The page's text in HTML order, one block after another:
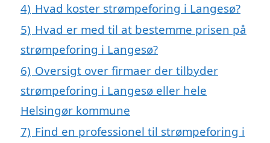
4) Hvad koster strømpeforing i Langesø?
5) Hvad er med til at bestemme prisen på
strømpeforing i Langesø?
6) Oversigt over firmaer der tilbyder
strømpeforing i Langesø eller hele
Helsingør kommune
7) Find en professionel til strømpeforing i